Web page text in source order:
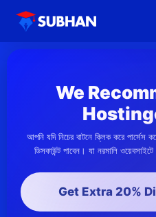
We
আপনি যদি নিচের বাটনে ক্লিক করে
ডিসকাউন্ট পাবেন। যা নরমালি
Get Extra 20%